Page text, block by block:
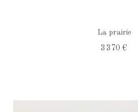
La prairie
3 370 €